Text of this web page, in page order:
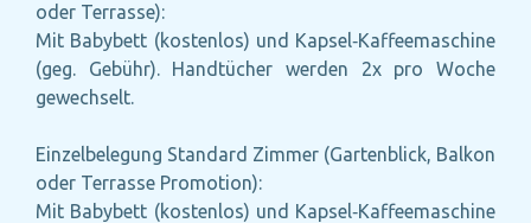
oder Terrasse):
Mit Babybett (kostenlos) und Kapsel‑Kaffeemaschine
(geg. Gebühr). Handtücher werden 2x pro Woche
gewechselt.
Einzelbelegung Standard Zimmer (Gartenblick, Balkon
oder Terrasse Promotion):
Mit Babybett (kostenlos) und Kapsel‑Kaffeemaschine